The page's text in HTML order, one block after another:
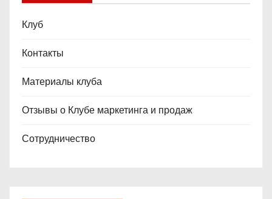
Клуб
Контакты
Материалы клуба
Отзывы о Клубе маркетинга и продаж
Сотрудничество